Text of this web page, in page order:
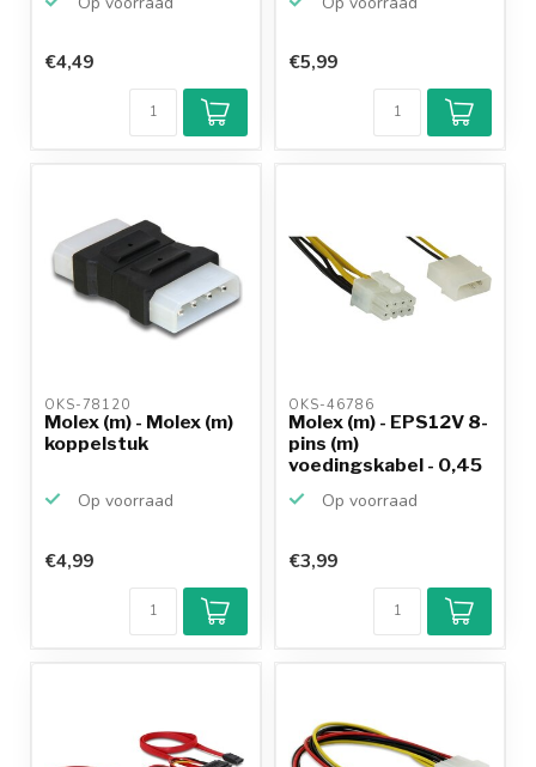
€4,49 €5,99
OKS-78120
Molex (m) - Molex (m)
koppelstuk
Op voorraad
€4,99
OKS-46786
Molex (m) - EPS12V 8-
pins (m)
voedingskabel - 0,45
Op voorraad
€3,99